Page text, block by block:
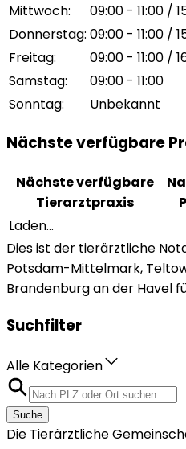
Mittwoch:
09:00 - 11:00 /
Donnerstag: 09:00 - 11:00 /
Freitag:
09:00 - 11:00 /
Samstag:
09:00 - 11:00
Sonntag: Unbekannt
Nächste verfügbare
Nächste verfügbare
Tierarztpraxis
Laden...
Dies ist der tierärztliche
Potsdam-Mittelmark,
Brandenburg an der Havel
Suchfilter
Alle Kategorien
Suche
Die Tierärztliche